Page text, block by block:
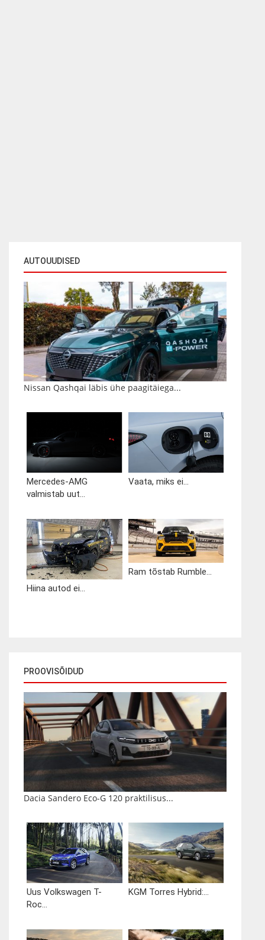
AUTOUUDISED
Nissan Qashqai läbis ühe paagitäiega...
Mercedes-AMG
valmistab uut...
Vaata, miks ei...
Hiina autod ei...
Ram tõstab Rumble...
PROOVISÕIDUD
Dacia Sandero Eco-G 120 praktilisus...
Uus Volkswagen T-
Roc...
KGM Torres Hybrid:...